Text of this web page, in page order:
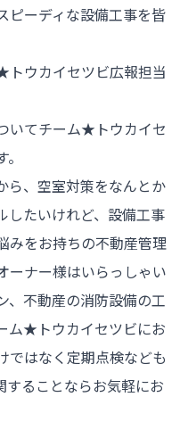
イセツビ
由
ピーディな設備工事を皆
ウカイセツビ広報担当
いてチーム★トウカイセ
ら、空室対策をなんとか
したいけれど、設備工事
みをお持ちの不動産管理
ーナー様はいらっしゃい
、不動産の消防設備の工
ム★トウカイセツビにお
ではなく定期点検なども
することならお気軽にお